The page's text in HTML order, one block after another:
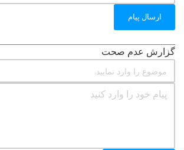
ارسال پیام
گزارش عدم صحت